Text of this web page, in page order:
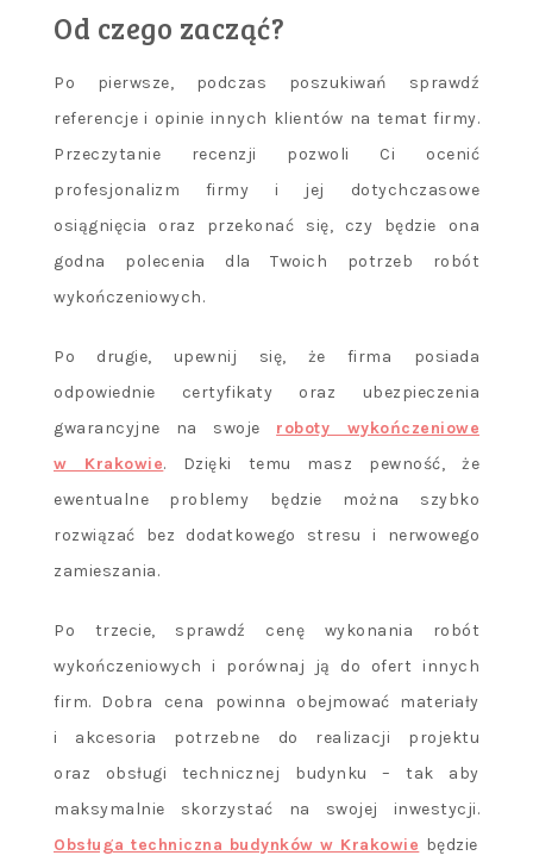
Od czego zacząć?
Po pierwsze, podczas poszukiwań sprawdź
referencje i opinie innych klientów na temat firmy.
Przeczytanie recenzji pozwoli Ci ocenić
profesjonalizm firmy i jej dotychczasowe
osiągnięcia oraz przekonać się, czy będzie ona
godna polecenia dla Twoich potrzeb robót
wykończeniowych.
Po drugie, upewnij się, że firma posiada
odpowiednie certyfikaty oraz ubezpieczenia
gwarancyjne na swoje roboty wykończeniowe
w Krakowie. Dzięki temu masz pewność, że
ewentualne problemy będzie można szybko
rozwiązać bez dodatkowego stresu i nerwowego
zamieszania.
Po trzecie, sprawdź cenę wykonania robót
wykończeniowych i porównaj ją do ofert innych
firm. Dobra cena powinna obejmować materiały
i akcesoria potrzebne do realizacji projektu
oraz obsługi technicznej budynku – tak aby
maksymalnie skorzystać na swojej inwestycji.
Obsługa techniczna budynków w Krakowie będzie